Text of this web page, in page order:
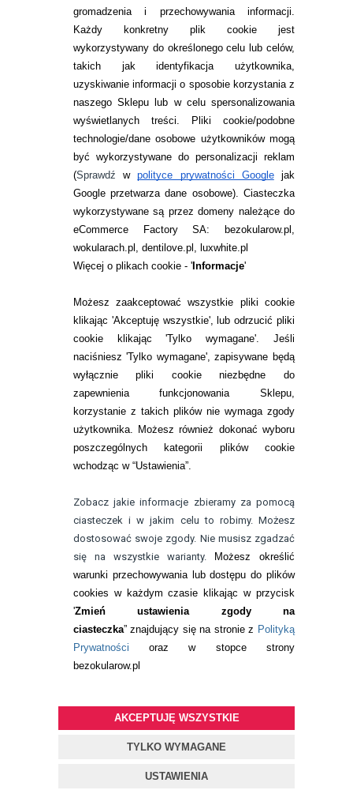
gromadzenia i przechowywania informacji.
Każdy konkretny plik cookie jest
wykorzystywany do określonego celu lub celów,
takich jak identyfikacja użytkownika,
uzyskiwanie informacji o sposobie korzystania z
naszego Sklepu lub w celu spersonalizowania
wyświetlanych treści.
Pliki cookie/podobne
technologie/dane osobowe użytkowników mogą
być wykorzystywane do personalizacji reklam
(Sprawdźwpolityce prywatności Googlejak
Google przetwarza dane osobowe). Ciasteczka
wykorzystywane są przez domeny należące do
eCommerce Factory SA: bezokularow.pl,
wokularach.pl, dentilove.pl, luxwhite.pl
Więcej o plikach cookie - 'Informacje'
Możesz zaakceptować wszystkie pliki cookie
klikając 'Akceptuję wszystkie', lub odrzucić pliki
cookie klikając 'Tylko wymagane'. Jeśli
naciśniesz 'Tylko wymagane', zapisywane będą
wyłącznie pliki cookie niezbędne do
zapewnienia funkcjonowania Sklepu,
korzystanie z takich plików nie wymaga zgody
użytkownika. Możesz również dokonać wyboru
poszczególnych kategorii plików cookie
wchodząc w “Ustawienia”.
Zobacz jakie informacje zbieramy za pomocą
ciasteczek i w jakim celu to robimy. Możesz
dostosować swoje zgody. Nie musisz zgadzać
się na wszystkie warianty.
Możesz określić
warunki przechowywania lub dostępu do plików
cookies w każdym czasie klikając w przycisk
'Zmień ustawienia zgody na
ciasteczka” znajdujący się na stronie z Polityką
Prywatności oraz w stopce strony
bezokularow.pl
AKCEPTUJĘ WSZYSTKIE
TYLKO WYMAGANE
USTAWIENIA
POJEMNIK NA SOCZEWKI FOOTBALL
9,99pln
CZARNA KOSMETYCZKA - ZESTAW
19,99pln